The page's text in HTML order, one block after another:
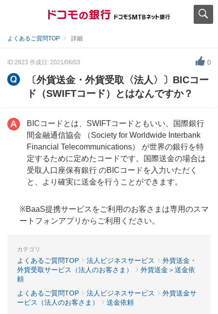
よくあるご質問TOP 詳細
ID:2823 作成日: 2021/06/03 0
〔外貨送金・外貨受取〈法人〉〕BICコー
ド（SWIFTコード）とはなんですか？
BICコードとは、SWIFTコードともいい、国際銀行
間金融通信協会 （Society for Worldwide Interbank
Financial Telecommunications） が世界の銀行を特
定するために定めたコードです。国際送金の場合は
受取人口座保有銀行 のBICコードを入力いただく
と、より確実に送金を行うことができます。
※BaaS提携サービスをご利用のお客さまは専用のスマ
ートフォンアプリからご利用ください。
カテゴリ
よくあるご質問TOP 法人ビジネスサービス
外貨送金・
外貨受取サービス（法人のお客さま）
外貨送金＞送金依
頼
よくあるご質問TOP
法人ビジネスサービス
外貨送金サ
ービス（法人のお客さま）
送金依頼